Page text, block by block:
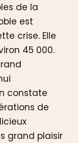
de la
est
crise. Elle
45 000.
constate
de
grand plaisir